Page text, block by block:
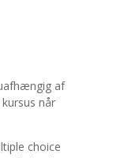
af
når
choice